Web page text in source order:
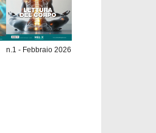
n.1 - Febbraio 2026